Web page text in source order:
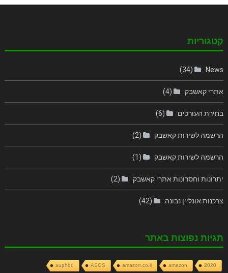
קטגוריות
News
(34)
אתרי קאשבק (4)
בחירת העורכים (6)
הרשמה לשירות קאשבק (2)
הרשמה לשירות קאשבק (1)
יתרונות וחסרונות אתרי קאשבק (2)
צרכנות אונליין נבונה (42)
תגיות נפוצות באתר
2020
amazon
amazon.co.il
ASOS
auphbd